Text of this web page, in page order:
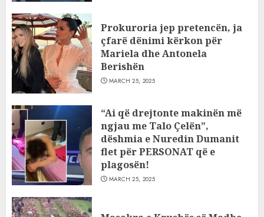
Prokuroria jep pretencën, ja
çfarë dënimi kërkon për
Mariela dhe Antonela
Berishën
MARCH 25, 2025
“Ai që drejtonte makinën më
ngjau me Talo Çelën”,
dëshmia e Nuredin Dumanit
flet për PERSONAT që e
plagosën!
MARCH 25, 2025